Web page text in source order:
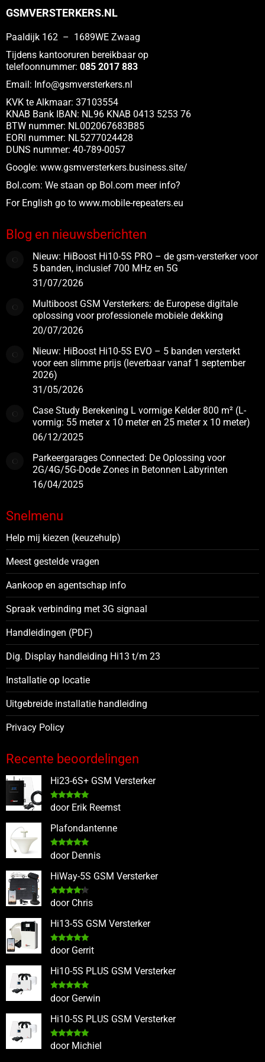
GSMVERSTERKERS.NL
Paaldijk 162 – 1689WE Zwaag
Tijdens kantooruren bereikbaar op
telefoonnummer: 085 2017 883
Email: Info@gsmversterkers.nl
KVK te Alkmaar: 37103554
KNAB Bank IBAN: NL96 KNAB 0413 5253 76
BTW nummer: NL002067683B85
EORI nummer: NL5277024428
DUNS nummer: 40-789-0057
Google: www.gsmversterkers.business.site/
Bol.com: We staan op Bol.com meer info?
For English go to www.mobile-repeaters.eu
Blog en nieuwsberichten
Nieuw: HiBoost Hi10-5S PRO – de gsm-versterker voor
5 banden, inclusief 700 MHz en 5G
31/07/2026
Multiboost GSM Versterkers: de Europese digitale
oplossing voor professionele mobiele dekking
20/07/2026
Nieuw: HiBoost Hi10-5S EVO – 5 banden versterkt
voor een slimme prijs (leverbaar vanaf 1 september
2026)
31/05/2026
Case Study Berekening L vormige Kelder 800 m² (L-
vormig: 55 meter x 10 meter en 25 meter x 10 meter)
06/12/2025
Parkeergarages Connected: De Oplossing voor
2G/4G/5G-Dode Zones in Betonnen Labyrinten
16/04/2025
Snelmenu
Help mij kiezen (keuzehulp)
Meest gestelde vragen
Aankoop en agentschap info
Spraak verbinding met 3G signaal
Handleidingen (PDF)
Dig. Display handleiding Hi13 t/m 23
Installatie op locatie
Uitgebreide installatie handleiding
Privacy Policy
Recente beoordelingen
Hi23-6S+ GSM Versterker
Gewaardeerd
door Erik Reemst
Plafondantenne
Gewaardeerd
door Dennis
HiWay-5S GSM Versterker
Gewaardeerd
door Chris
Hi13-5S GSM Versterker
Gewaardeerd
door Gerrit
Hi10-5S PLUS GSM Versterker
Gewaardeerd
door Gerwin
Hi10-5S PLUS GSM Versterker
Gewaardeerd
door Michiel